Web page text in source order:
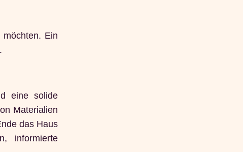
Ein
eine solide
Materialien
das Haus
informierte